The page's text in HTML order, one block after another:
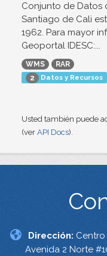
Conjunto de Datos
Santiago de Cali
1962. Para mayor
Geoportal IDESC:...
WMS
RAR
2 Datos y Recursos
Usted también puede
(ver API Docs).
Dirección: Centro
Avenida 2 Norte